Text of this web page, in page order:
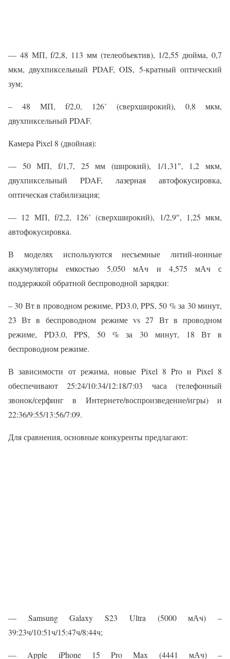
— 48 МП, f/2,8, 113 мм (телеобъектив), 1/2,55 дюйма, 0,7
мкм, двухпиксельный PDAF, OIS, 5-кратный оптический
зум;
– 48 МП, f/2,0, 126˚ (сверхширокий), 0,8 мкм,
двухпиксельный PDAF.
Камера Pixel 8 (двойная):
— 50 МП, f/1,7, 25 мм (широкий), 1/1,31″, 1,2 мкм,
двухпиксельный PDAF, лазерная автофокусировка,
оптическая стабилизация;
— 12 МП, f/2,2, 126˚ (сверхширокий), 1/2,9″, 1,25 мкм,
автофокусировка.
В моделях используются несъемные литий-ионные
аккумуляторы емкостью 5,050 мАч и 4,575 мАч с
поддержкой обратной беспроводной зарядки:
– 30 Вт в проводном режиме, PD3.0, PPS, 50 % за 30 минут,
23 Вт в беспроводном режиме vs 27 Вт в проводном
режиме, PD3.0, PPS, 50 % за 30 минут, 18 Вт в
беспроводном режиме.
В зависимости от режима, новые Pixel 8 Pro и Pixel 8
обеспечивают 25:24/10:34/12:18/7:03 часа (телефонный
звонок/серфинг в Интернете/воспроизведение/игры) и
22:36/9:55/13:56/7:09.
Для сравнения, основные конкуренты предлагают:
— Samsung Galaxy S23 Ultra (5000 мАч) –
39:23ч/10:51ч/15:47ч/8:44ч;
— Apple iPhone 15 Pro Max (4441 мАч) –